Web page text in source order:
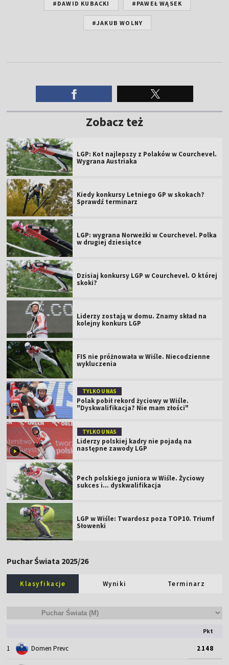
#DAWID KUBACKI #PAWEŁ WĄSEK
#JAKUB WOLNY
Zobacz też
LGP: Kot najlepszy z Polaków w Courchevel.
Wygrana Austriaka
Kiedy konkursy Letniego GP w skokach?
Sprawdź terminarz
LGP: wygrana Norweżki w Courchevel. Polka
w drugiej dziesiątce
Dzisiaj konkursy LGP w Courchevel. O której
skoki?
Liderzy zostają w domu. Znamy skład na
kolejny konkurs LGP
FIS nie próżnowała w Wiśle. Niecodzienne
wykluczenia
TYLKO U NAS
Polak pobił rekord życiowy w Wiśle.
"Dyskwalifikacja? Nie mam złości"
TYLKO U NAS
Liderzy polskiej kadry nie pojadą na
następne zawody LGP
Pech polskiego juniora w Wiśle. Życiowy
sukces i... dyskwalifikacja
LGP w Wiśle: Twardosz poza TOP10. Triumf
Słowenki
Puchar Świata 2025/26
Klasyfikacje Wyniki Terminarz
Pkt
1 Domen Prevc 2148